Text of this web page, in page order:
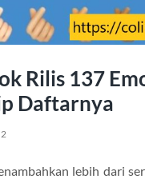
Rilis 137
Daftarnya
lebih dari